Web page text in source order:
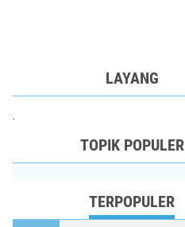
LAYANG
TOPIK POPULER
TERPOPULER